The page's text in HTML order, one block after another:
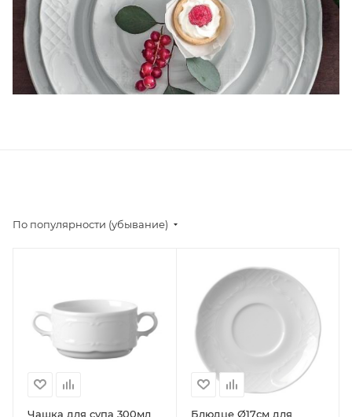
По популярности (убывание)
Чашка для супа 300мл
Блюдце Ø17см для